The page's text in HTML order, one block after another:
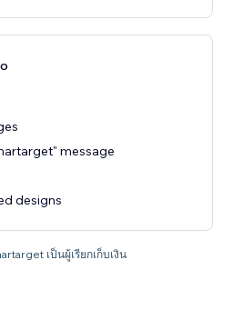
message
designs
เป็นผู้เรียกเก็บเงิน